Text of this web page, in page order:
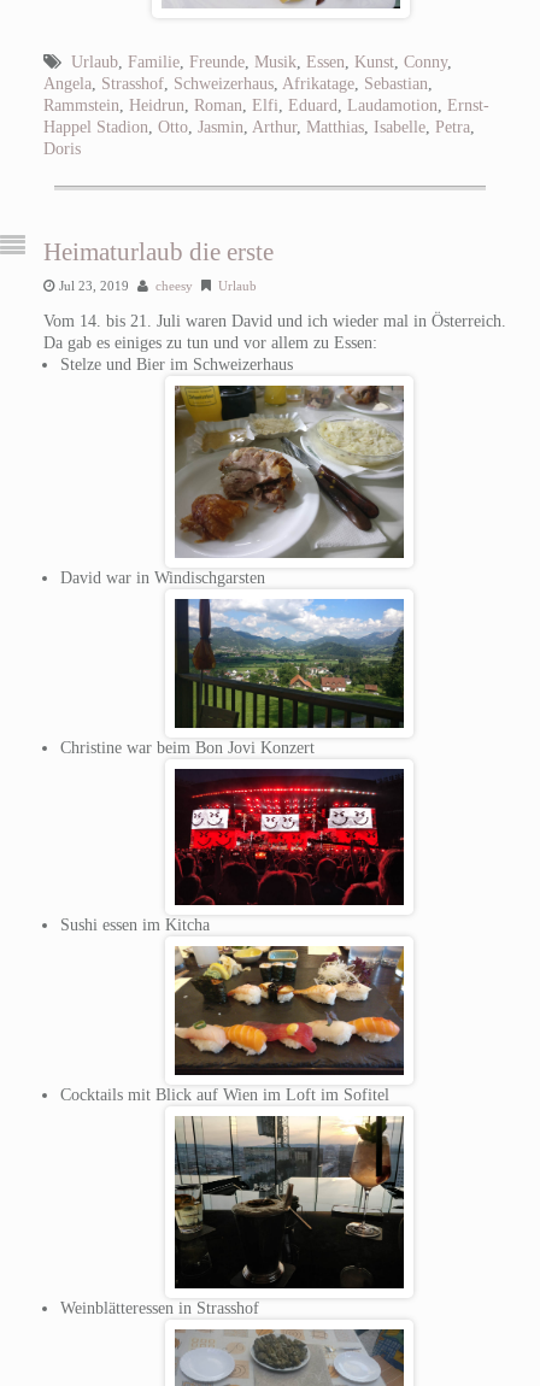
Urlaub, Familie, Freunde, Musik, Essen, Kunst, Conny,
Angela, Strasshof, Schweizerhaus, Afrikatage, Sebastian,
Rammstein, Heidrun, Roman, Elfi, Eduard, Laudamotion, Ernst-
Happel Stadion, Otto, Jasmin, Arthur, Matthias, Isabelle, Petra,
Doris
Heimaturlaub die erste
Jul 23, 2019 cheesy Urlaub
Vom 14. bis 21. Juli waren David und ich wieder mal in Österreich.
Da gab es einiges zu tun und vor allem zu Essen:
Stelze und Bier im Schweizerhaus
David war in Windischgarsten
Christine war beim Bon Jovi Konzert
Sushi essen im Kitcha
Cocktails mit Blick auf Wien im Loft im Sofitel
Weinblätteressen in Strasshof